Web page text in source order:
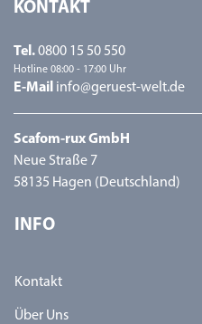
KONTAKT
Tel.0800 15 50 550
Hotline 08:00 - 17:00 Uhr
E-Mail info@geruest-welt.de
Scafom-rux GmbH
Neue Straße 7
58135 Hagen (Deutschland)
INFO
Kontakt
Über Uns